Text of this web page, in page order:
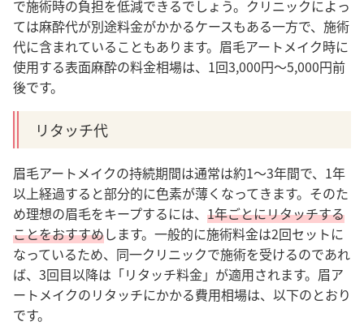
で施術時の負担を低減できるでしょう。 クリニックによっ
ては麻酔代が別途料金がかかるケースもある一方で、施術
代に含まれていることもあります。 眉毛アートメイク時に
使用する表面麻酔の料金相場は、1回3,000円～5,000円前
後です。
リタッチ代
眉毛アートメイクの持続期間は通常は約1～3年間で、1年
以上経過すると部分的に色素が薄くなってきます。そのた
め理想の眉毛をキープするには、 1年ごとにリタッチする
ことをおすすめします。 一般的に施術料金は2回セットに
なっているため、同一クリニックで施術を受けるのであれ
ば、3回目以降は「リタッチ料金」が適用されます。 眉ア
ートメイクのリタッチにかかる費用相場は、以下のとおり
です。